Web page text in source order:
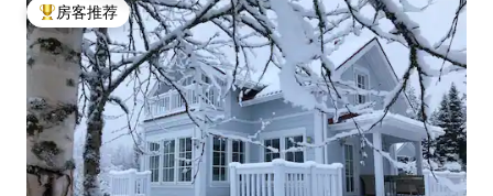
热门「房客推荐」
房客推荐